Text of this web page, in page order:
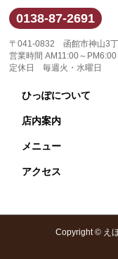
0138-87-2691
〒041-0832 函館市神山3
営業時間 AM11:00～PM6:00
定休日 毎週火・水曜日
ひっぽについて
店内案内
メニュー
アクセス
Copyright © え